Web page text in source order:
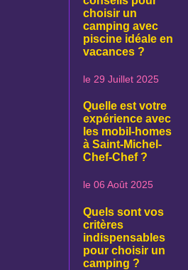
choisir un
camping avec
piscine idéale en
vacances ?
le 29 Juillet 2025
Quelle est votre
expérience avec
les mobil-homes
à Saint-Michel-
Chef-Chef ?
le 06 Août 2025
Quels sont vos
critères
indispensables
pour choisir un
camping ?